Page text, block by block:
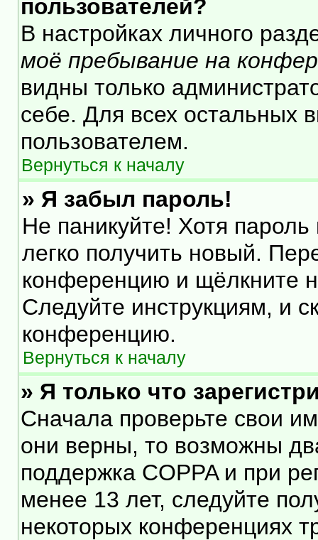
пользователей?
В настройках личного
моё пребывание на
видны только
себе. Для всех остальных
пользователем.
Вернуться к началу
» Я забыл пароль!
Не паникуйте! Хотя
легко получить новый.
конференцию и щёлкните
Следуйте инструкциям, и
конференцию.
Вернуться к началу
» Я только что
Сначала проверьте свои
они верны, то возможны
поддержка COPPA и при
менее 13 лет, следуйте
некоторых конференциях